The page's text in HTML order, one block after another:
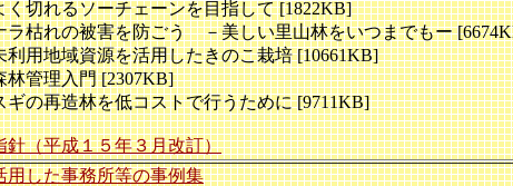
切れるソーチェーンを目指して [1822KB]
枯れの被害を防ごう －美しい里山林をいつまでもー
用地域資源を活用したきのこ栽培 [10661KB]
管理入門 [2307KB]
の再造林を低コストで行うために [9711KB]
針（平成１５年３月改訂）
用した事務所等の事例集